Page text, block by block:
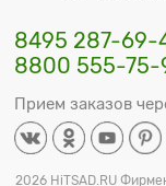
8495 287-69-
8800 555-75-
Прием заказов
2026 HiTSAD.RU